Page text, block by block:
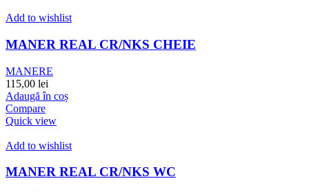
Add to wishlist
MANER REAL CR/NKS CHEIE
MANERE
115,00 lei
Adaugă în coș
Compare
Quick view
Add to wishlist
MANER REAL CR/NKS WC